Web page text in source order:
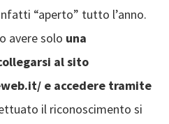
“aperto” tutto l’anno.
avere solo una
al sito
e accedere tramite
il riconoscimento si